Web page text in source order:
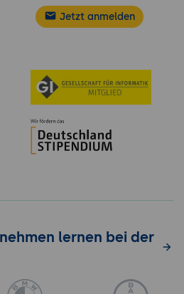
Jetzt anmelden
lernen bei der